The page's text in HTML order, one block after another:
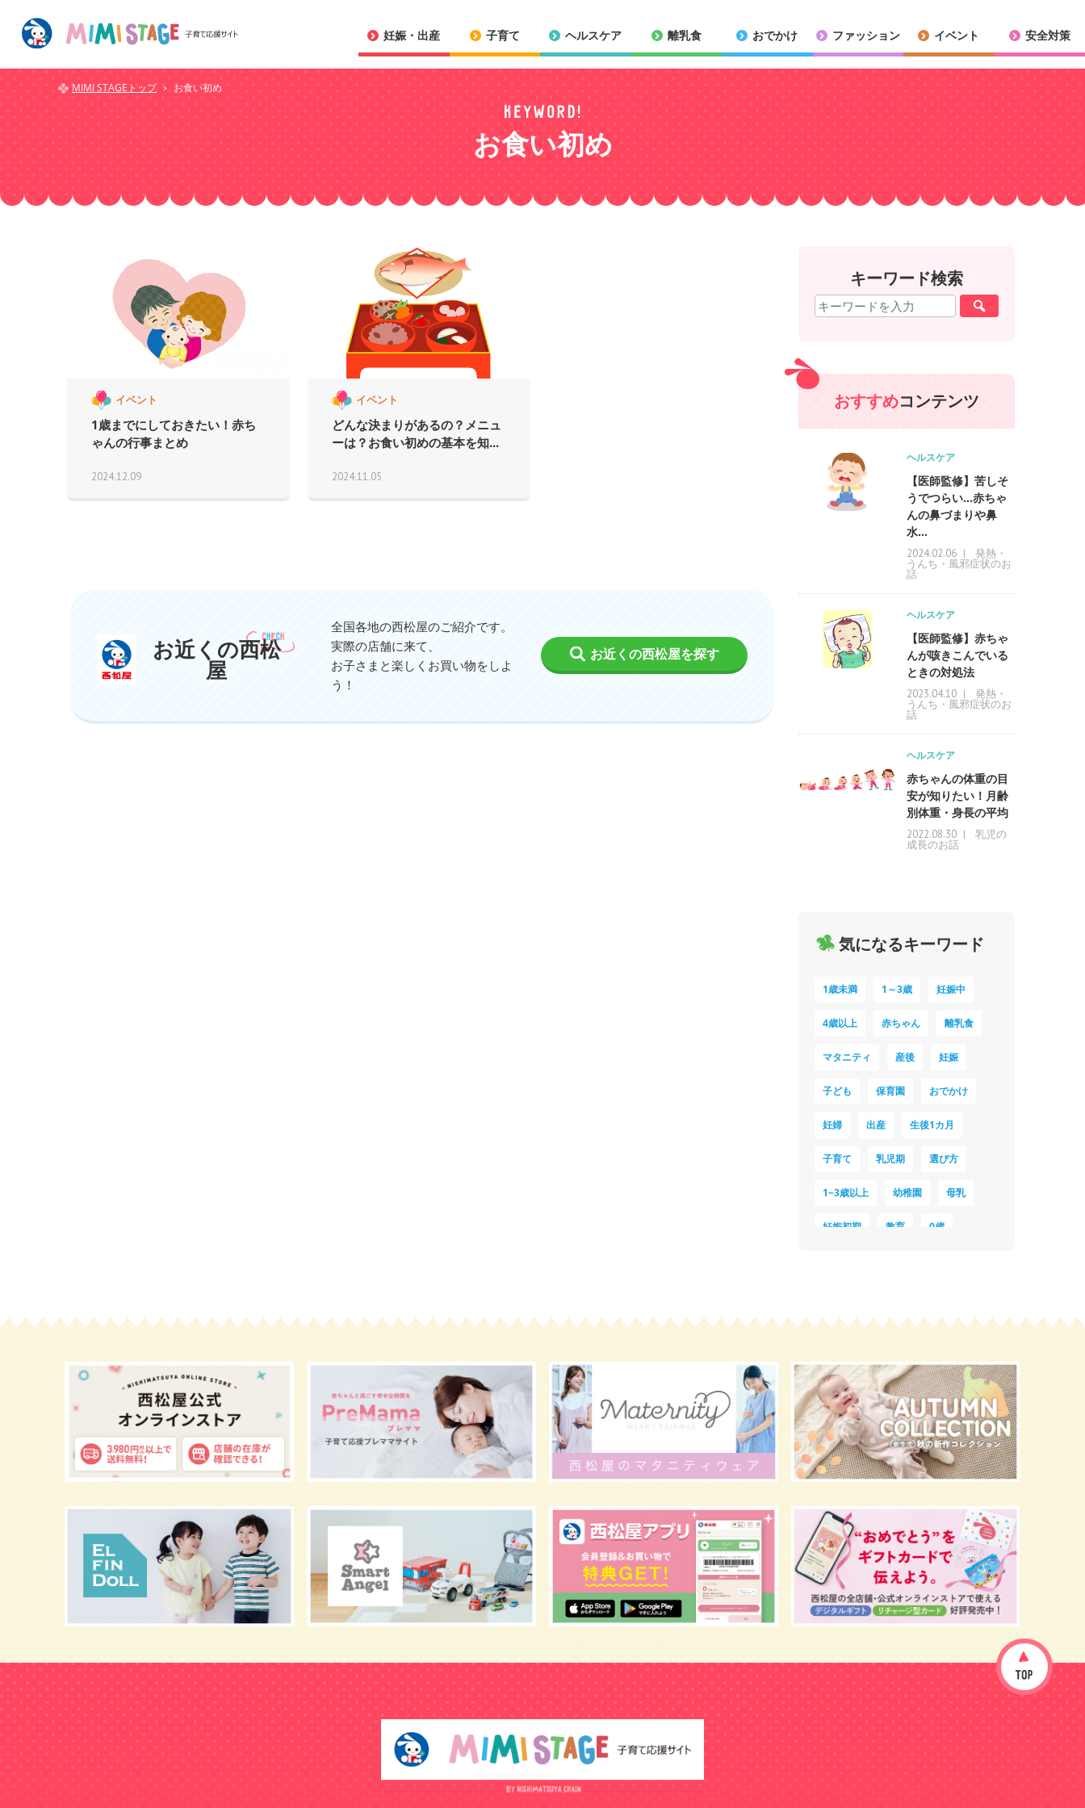
妊娠・出産 子育て ヘルスケア 離乳食 おでかけ ファッション イベント 安全対策
MIMI STAGEトップ お食い初め
お食い初め
イベント
1歳までにしておきたい！赤ち
ゃんの行事まとめ
2024.12.09
イベント
どんな決まりがあるの？メニュ
ーは？お食い初めの基本を知...
2024.11.05
お近くの西松
屋
全国各地の西松屋のご紹介です。
実際の店舗に来て、
お子さまと楽しくお買い物をしよ
う！
お近くの西松屋を探す
キーワード検索
おすすめコンテンツ
ヘルスケア
【医師監修】苦しそ
うでつらい…赤ちゃ
んの鼻づまりや鼻
水...
2024.02.06 発熱・
うんち・風邪症状のお
話
ヘルスケア
【医師監修】赤ちゃ
んが咳きこんでいる
ときの対処法
2023.04.10 発熱・
うんち・風邪症状のお
話
ヘルスケア
赤ちゃんの体重の目
安が知りたい！月齢
別体重・身長の平均
2022.08.30 乳児の
成長のお話
気になるキーワード
1歳未満 1～3歳 妊娠中
4歳以上 赤ちゃん 離乳食
マタニティ 産後 妊娠
子ども 保育園 おでかけ
妊婦 出産 生後1カ月
子育て 乳児期 選び方
1~3歳以上 幼稚園 母乳
妊娠初期 教育 0歳
服装 育休 飲み物
ベビーカー 1歳未満、1～3歳
おむつ 出産準備 習い事
誕生日 遊ぶ 夏
イヤイヤ期 ベビーウェア 歯
エアコン 適切温度 帽子
授乳 チャイルドシート
予防接種 お祝い ケーキ
小学生 家族写真 産休
お昼寝 症状 改善